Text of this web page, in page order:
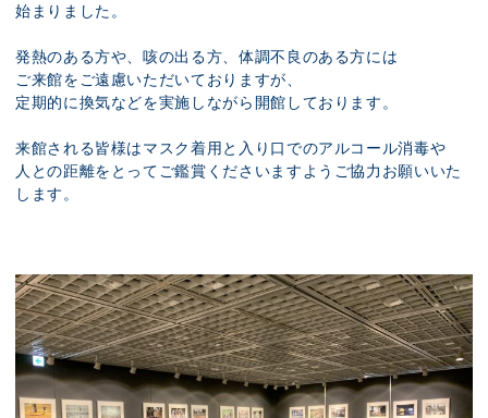
始まりました。
発熱のある方や、咳の出る方、体調不良のある方には
ご来館をご遠慮いただいておりますが、
定期的に換気などを実施しながら開館しております。
来館される皆様はマスク着用と入り口でのアルコール消毒や
人との距離をとってご鑑賞くださいますようご協力お願いいた
します。